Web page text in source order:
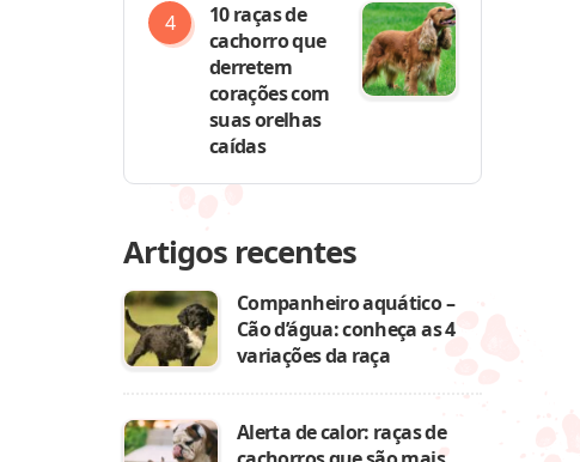
10 raças de
cachorro que
derretem
corações com
suas orelhas
caídas
Artigos recentes
Companheiro aquático –
Cão d’água: conheça as 4
variações da raça
Alerta de calor: raças de